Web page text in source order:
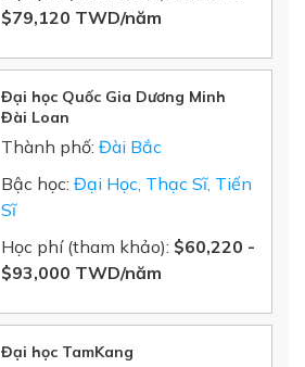
$79,120 TWD/năm
Đại học Quốc Gia Dương Minh
Đài Loan
Thành phố: Đài Bắc
Bậc học: Đại Học, Thạc Sĩ, Tiến
Sĩ
Học phí (tham khảo): $60,220 -
$93,000 TWD/năm
Đại học TamKang